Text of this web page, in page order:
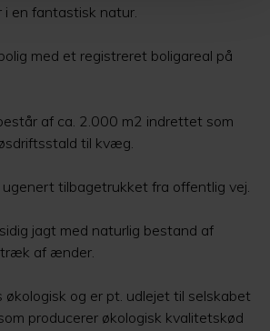
en fantastisk natur.
med et registreret boligareal på
af ca. 2.000 m2 indrettet som
til kvæg.
ugenert tilbagetrukket fra offentlig vej.
jagt med naturlig bestand af
af ænder.
økologisk og er pt. udlejet til selskabet
producerer økologisk kvalitetskød